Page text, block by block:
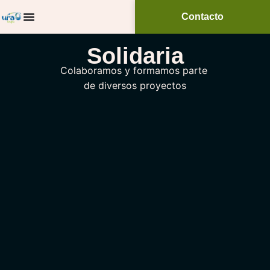
Contacto
Solidaria
Colaboramos y formamos parte
de diversos proyectos